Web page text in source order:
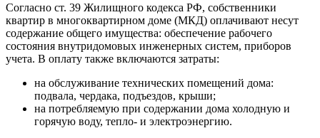
Согласно ст. 39 Жилищного кодекса РФ, собственники
квартир в многоквартирном доме (МКД) оплачивают несут
содержание общего имущества: обеспечение рабочего
состояния внутридомовых инженерных систем, приборов
учета. В оплату также включаются затраты:
на обслуживание технических помещений дома:
подвала, чердака, подъездов, крыши;
на потребляемую при содержании дома холодную и
горячую воду, тепло- и электроэнергию.